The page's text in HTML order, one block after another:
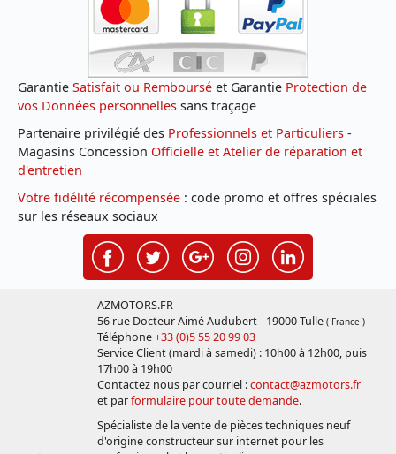
Garantie Satisfait ou Remboursé et Garantie Protection de
vos Données personnelles sans traçage
Partenaire privilégié des Professionnels et Particuliers -
Magasins Concession Officielle et Atelier de réparation et
d'entretien
Votre fidélité récompensée : code promo et offres spéciales
sur les réseaux sociaux
AZMOTORS.FR
56 rue Docteur Aimé Audubert - 19000 Tulle ( France )
Téléphone+33 (0)5 55 20 99 03
Service Client (mardi à samedi) : 10h00 à 12h00, puis
17h00 à 19h00
Contactez nous par courriel :contact@azmotors.fr
et parformulaire pour toute demande.
Spécialiste de la vente de pièces techniques neuf
d'origine constructeur sur internet pour les